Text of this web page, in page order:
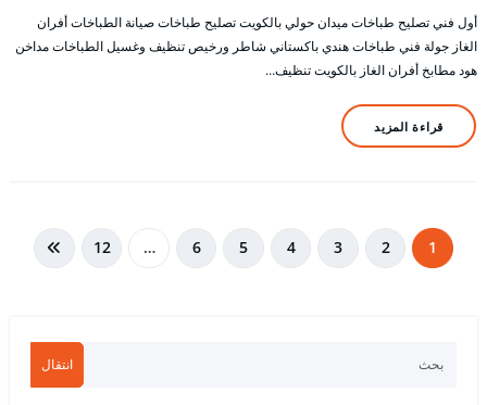
أول فني تصليح طباخات ميدان حولي بالكويت تصليح طباخات صيانة الطباخات أفران
الغاز جولة فني طباخات هندي باكستاني شاطر ورخيص تنظيف وغسيل الطباخات مداخن
هود مطابخ أفران الغاز بالكويت تنظيف…
قراءة المزيد
تعدد 1
2
3
4
5
6
…
12
انتقال